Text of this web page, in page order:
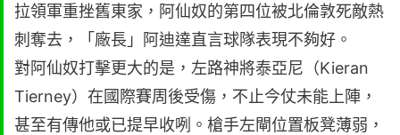
拉領軍重挫舊東家，阿仙奴的第四位被北倫敦死敵熱
刺奪去，「廠長」阿迪達直言球隊表現不夠好。
對阿仙奴打擊更大的是，左路神將泰亞尼（Kieran
Tierney）在國際賽周後受傷，不止今仗未能上陣，
甚至有傳他或已提早收咧。槍手左閘位置板凳薄弱，